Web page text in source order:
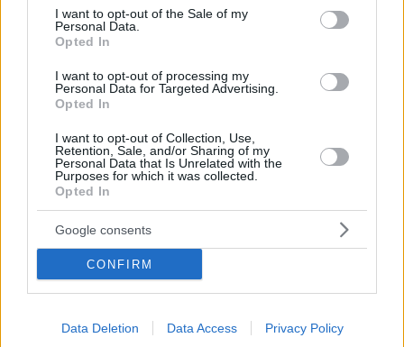
consent section.
I want to opt-out of the Sale of my
Personal Data.
Opted In
I want to opt-out of processing my
Personal Data for Targeted Advertising.
Opted In
I want to opt-out of Collection, Use,
Retention, Sale, and/or Sharing of my
Personal Data that Is Unrelated with the
Purposes for which it was collected.
Opted In
Google consents
CONFIRM
Data Deletion Data Access Privacy Policy
Το πρώτο δέντρο με λαμπάκια πριν από 140 χρόνια -
Πώς ο Τόμας Έντισον «δημιούργησε» τα Χριστούγεννα
Ο συνεργάτης του Έντουαρτ Χίμπερντ Τζόνσον είχε
την «ιδέα» και εκείνος τα εργαλεία - Πώς ο
ηλεκτρισμός άλλαξε τον τρόπο που βλέπουμε τα
23.12.2022, 05:55 10